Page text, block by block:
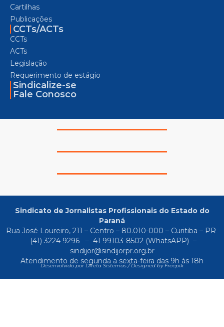
Cartilhas
Publicações
CCTs/ACTs
CCTs
ACTs
Legislação
Requerimento de estágio
Sindicalize-se
Fale Conosco
Sindicato de Jornalistas Profissionais do Estado do
Paraná
Rua José Loureiro, 211 – Centro – 80.010-000 – Curitiba – PR
(41) 3224 9296
– 41 99103-8502(WhatsAPP) –
sindijor@sindijorpr.org.br
Atendimento de segunda a sexta-feira das 9h às 18h
Desenvolvido por Direta Sistemas /Designed by Freepik